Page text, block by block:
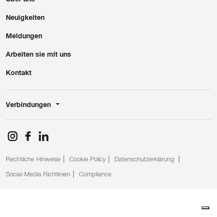
Neuigkeiten
Meldungen
Arbeiten sie mit uns
Kontakt
Verbindungen
Rechtliche Hinweise Cookie Policy Datenschutzerklärung
Social-Media Richtlinien Compliance